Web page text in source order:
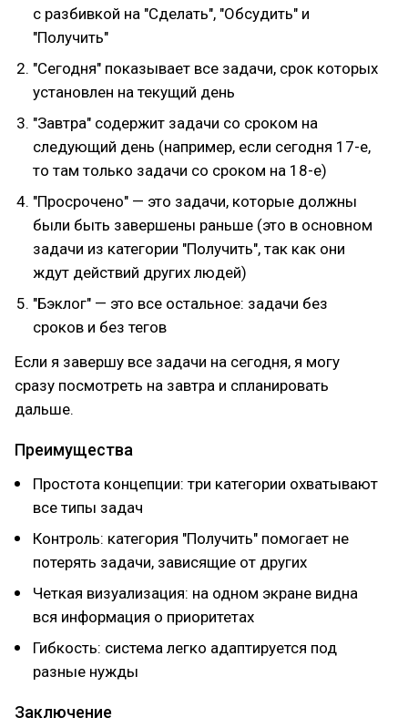
с разбивкой на "Сделать", "Обсудить" и
"Получить"
"Сегодня" показывает все задачи, срок которых
установлен на текущий день
"Завтра" содержит задачи со сроком на
следующий день (например, если сегодня 17-е,
то там только задачи со сроком на 18-е)
"Просрочено" — это задачи, которые должны
были быть завершены раньше (это в основном
задачи из категории "Получить", так как они
ждут действий других людей)
"Бэклог" — это все остальное: задачи без
сроков и без тегов
Если я завершу все задачи на сегодня, я могу
сразу посмотреть на завтра и спланировать
дальше.
Преимущества
Простота концепции: три категории охватывают
все типы задач
Контроль: категория "Получить" помогает не
потерять задачи, зависящие от других
Четкая визуализация: на одном экране видна
вся информация о приоритетах
Гибкость: система легко адаптируется под
разные нужды
Заключение